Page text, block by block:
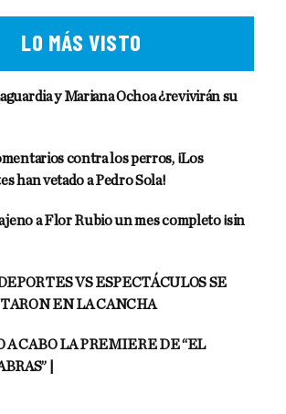
LO MÁS VISTO
y Mariana Ochoa ¿revivirán su
contra los perros, ¡Los
han vetado a Pedro Sola!
a Flor Rubio un mes completo ¡sin
VS ESPECTÁCULOS SE
EN LA CANCHA
A CABO LA PREMIERE DE “EL
|